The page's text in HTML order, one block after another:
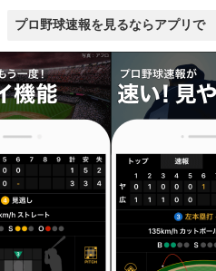
プロ野球速報を見るならアプリで